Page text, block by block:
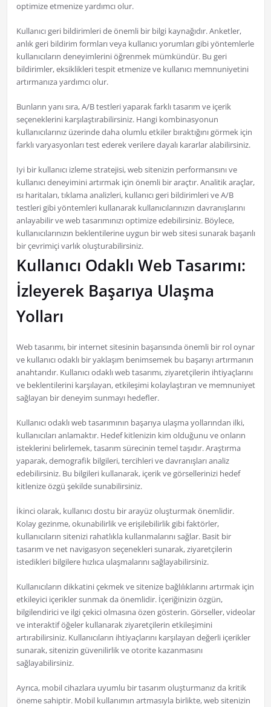
optimize etmenize yardımcı olur.
Kullanıcı geri bildirimleri de önemli bir bilgi kaynağıdır. Anketler,
anlık geri bildirim formları veya kullanıcı yorumları gibi yöntemlerle
kullanıcıların deneyimlerini öğrenmek mümkündür. Bu geri
bildirimler, eksiklikleri tespit etmenize ve kullanıcı memnuniyetini
artırmanıza yardımcı olur.
Bunların yanı sıra, A/B testleri yaparak farklı tasarım ve içerik
seçeneklerini karşılaştırabilirsiniz. Hangi kombinasyonun
kullanıcılarınız üzerinde daha olumlu etkiler bıraktığını görmek için
farklı varyasyonları test ederek verilere dayalı kararlar alabilirsiniz.
Iyi bir kullanıcı izleme stratejisi, web sitenizin performansını ve
kullanıcı deneyimini artırmak için önemli bir araçtır. Analitik araçlar,
ısı haritaları, tıklama analizleri, kullanıcı geri bildirimleri ve A/B
testleri gibi yöntemleri kullanarak kullanıcılarınızın davranışlarını
anlayabilir ve web tasarımınızı optimize edebilirsiniz. Böylece,
kullanıcılarınızın beklentilerine uygun bir web sitesi sunarak başarılı
bir çevrimiçi varlık oluşturabilirsiniz.
Kullanıcı Odaklı Web Tasarımı:
İzleyerek Başarıya Ulaşma
Yolları
Web tasarımı, bir internet sitesinin başarısında önemli bir rol oynar
ve kullanıcı odaklı bir yaklaşım benimsemek bu başarıyı artırmanın
anahtarıdır. Kullanıcı odaklı web tasarımı, ziyaretçilerin ihtiyaçlarını
ve beklentilerini karşılayan, etkileşimi kolaylaştıran ve memnuniyet
sağlayan bir deneyim sunmayı hedefler.
Kullanıcı odaklı web tasarımının başarıya ulaşma yollarından ilki,
kullanıcıları anlamaktır. Hedef kitlenizin kim olduğunu ve onların
isteklerini belirlemek, tasarım sürecinin temel taşıdır. Araştırma
yaparak, demografik bilgileri, tercihleri ve davranışları analiz
edebilirsiniz. Bu bilgileri kullanarak, içerik ve görsellerinizi hedef
kitlenize özgü şekilde sunabilirsiniz.
İkinci olarak, kullanıcı dostu bir arayüz oluşturmak önemlidir.
Kolay gezinme, okunabilirlik ve erişilebilirlik gibi faktörler,
kullanıcıların sitenizi rahatlıkla kullanmalarını sağlar. Basit bir
tasarım ve net navigasyon seçenekleri sunarak, ziyaretçilerin
istedikleri bilgilere hızlıca ulaşmalarını sağlayabilirsiniz.
Kullanıcıların dikkatini çekmek ve sitenize bağlılıklarını artırmak için
etkileyici içerikler sunmak da önemlidir. İçeriğinizin özgün,
bilgilendirici ve ilgi çekici olmasına özen gösterin. Görseller, videolar
ve interaktif öğeler kullanarak ziyaretçilerin etkileşimini
artırabilirsiniz. Kullanıcıların ihtiyaçlarını karşılayan değerli içerikler
sunarak, sitenizin güvenilirlik ve otorite kazanmasını
sağlayabilirsiniz.
Ayrıca, mobil cihazlara uyumlu bir tasarım oluşturmanız da kritik
öneme sahiptir. Mobil kullanımın artmasıyla birlikte, web sitenizin